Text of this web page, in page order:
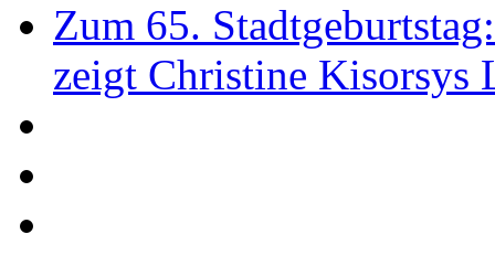
Zum 65.
zeigt Christine Kisorsys